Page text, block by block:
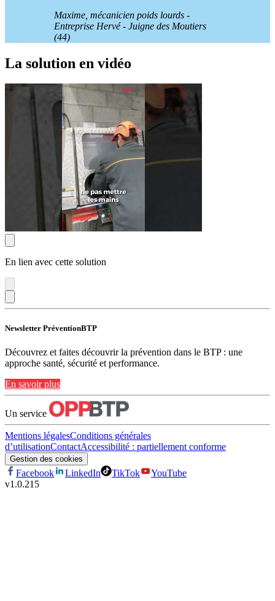
Maxime, mécanicien poids lourds -
Entreprise Hervé - Juigne des Moutiers
(44)
La solution en vidéo
En lien avec cette solution
Newsletter PréventionBTP
Découvrez et faites découvrir la prévention dans le BTP : une
approche santé, sécurité et performance.
En savoir plus
Un service
Mentions légalesConditions générales
d’utilisationContactAccessibilité : partiellement conforme
Gestion des cookies
Facebook LinkedIn TikTok
YouTube
v1.0.215